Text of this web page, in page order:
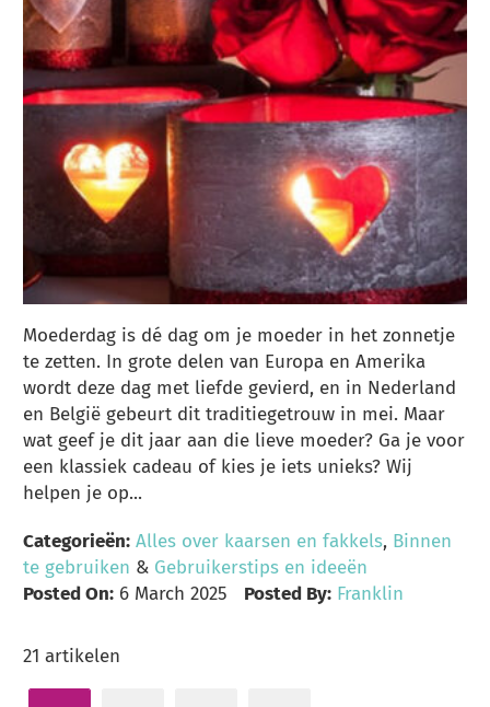
Moederdag is dé dag om je moeder in het zonnetje
te zetten. In grote delen van Europa en Amerika
wordt deze dag met liefde gevierd, en in Nederland
en België gebeurt dit traditiegetrouw in mei. Maar
wat geef je dit jaar aan die lieve moeder? Ga je voor
een klassiek cadeau of kies je iets unieks? Wij
helpen je op...
Categorieën: Alles over kaarsen en fakkels, Binnen
te gebruiken & Gebruikerstips en ideeën
Posted On: 6 March 2025 Posted By: Franklin
21 artikelen